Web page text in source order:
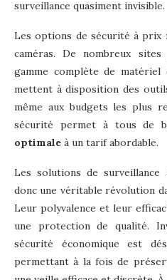
surveillance quasiment invisible.
Les options de sécurité à prix
caméras. De nombreux
gamme complète de matériel
mettent à disposition des
même aux budgets les plus
sécurité permet à tous de
optimale à un tarif abordable.
Les solutions de
donc une véritable révolution
Leur polyvalence et leur
une protection de qualité.
sécurité économique est
permettant à la fois de